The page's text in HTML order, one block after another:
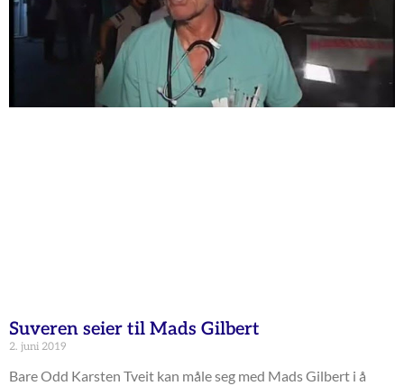
Suveren seier til Mads Gilbert
2. juni 2019
Bare Odd Karsten Tveit kan måle seg med Mads Gilbert i å